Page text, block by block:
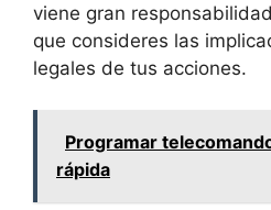
viene gran
que consideres las
legales de tus acciones.
Programar
rápida